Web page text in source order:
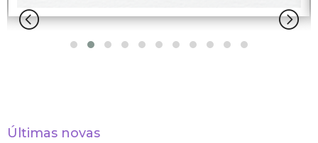
Últimas novas